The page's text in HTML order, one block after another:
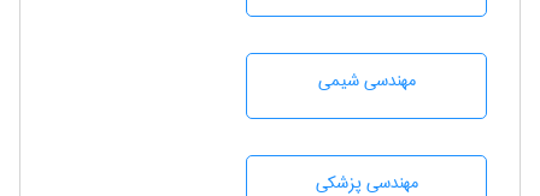
مهندسي شيمی
مهندسی پزشکی